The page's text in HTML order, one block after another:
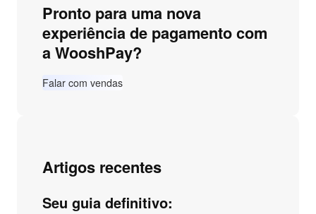
Pronto para uma nova
experiência de pagamento com
a WooshPay?
Falar com vendas
Artigos recentes
Seu guia definitivo: